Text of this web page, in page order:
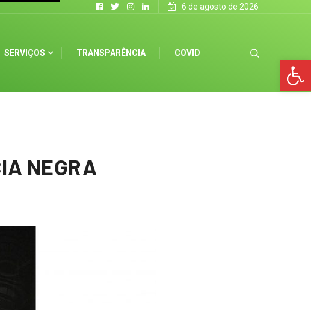
6 de agosto de 2026
SERVIÇOS TRANSPARÊNCIA COVID
NEGRA